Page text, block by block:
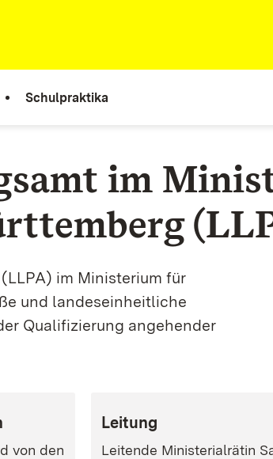
Schulpraktika
im
im Ministerium für
und landeseinheitliche
Qualifizierung angehender
von den
Leitung
Leitende Ministerialrätin